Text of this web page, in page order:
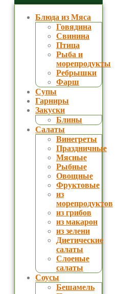
Блюда из Мяса
Говядина
Свинина
Птица
Рыба и
морепродукты
Ребрышки
Фарш
Супы
Гарниры
Закуски
Блины
Салаты
Винегреты
Праздничные
Мясные
Рыбные
Овощные
Фруктовые
из
морепродуктов
из грибов
из макарон
из зелени
Диетические
салаты
Слоеные
салаты
Соусы
Бешамель